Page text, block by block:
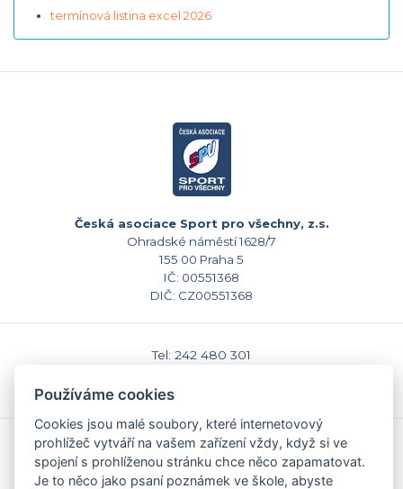
termínová listina excel 2026
Česká asociace Sport pro všechny, z.s.
Ohradské náměstí 1628/7
155 00 Praha 5
IČ: 00551368
DIČ: CZ00551368
Tel: 242 480 301
www.caspv.cz
Kontakty
Domů
Používáme cookies
Cookies jsou malé soubory, které internetovový
prohlížeč vytváří na vašem zařízení vždy, když si ve
spojení s prohlíženou stránku chce něco zapamatovat.
Je to něco jako psaní poznámek ve škole, abyste